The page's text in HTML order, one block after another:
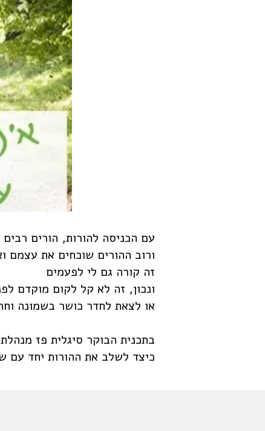
עם הכניסה להורות, הורים
ורוב ההורים שוכחים את עצמם
זה קורה גם לי לפעמים
ונכון, זה לא קל לקום מוקדם
או לצאת לחדר כושר בשמונה
בתכנית הבוקר סיגלית פז
כיצד לשלב את ההורות יחד עם